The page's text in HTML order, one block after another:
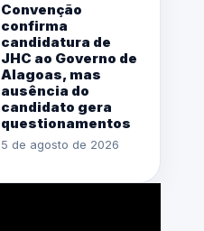
Convenção
confirma
candidatura de
JHC ao Governo de
Alagoas, mas
ausência do
candidato gera
questionamentos
5 de agosto de 2026